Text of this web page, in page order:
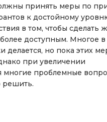
принять меры по
к достойному
в том, чтобы сделать
доступным. Многое
делается, но пока этих
при увеличении
многие проблемные
решить.